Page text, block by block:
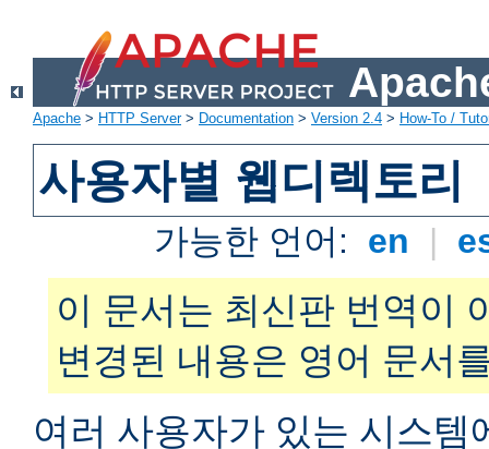
Apache > HTTP Server> Documentation > Version 2.4 > How-To /
사용자별 웹디렉토리
가능한 언어: en |
이 문서는 최신판 번역이
변경된 내용은 영어 문서
여러 사용자가 있는 시스템